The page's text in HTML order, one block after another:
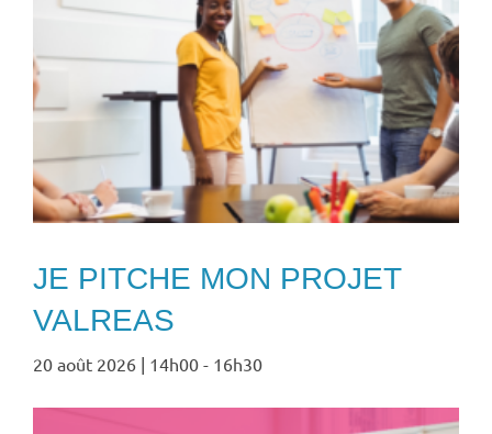
JE PITCHE MON PROJET
VALREAS
20 août 2026 | 14h00 - 16h30